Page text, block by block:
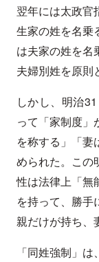
翌年には太政官
生家の姓を名乗
は夫家の姓を名
夫婦別姓を原則
しかし、明治
って「家制度」
を称する」「妻
められた。この
性は法律上「無
を持って、勝手
親だけが持ち、
「同姓強制」